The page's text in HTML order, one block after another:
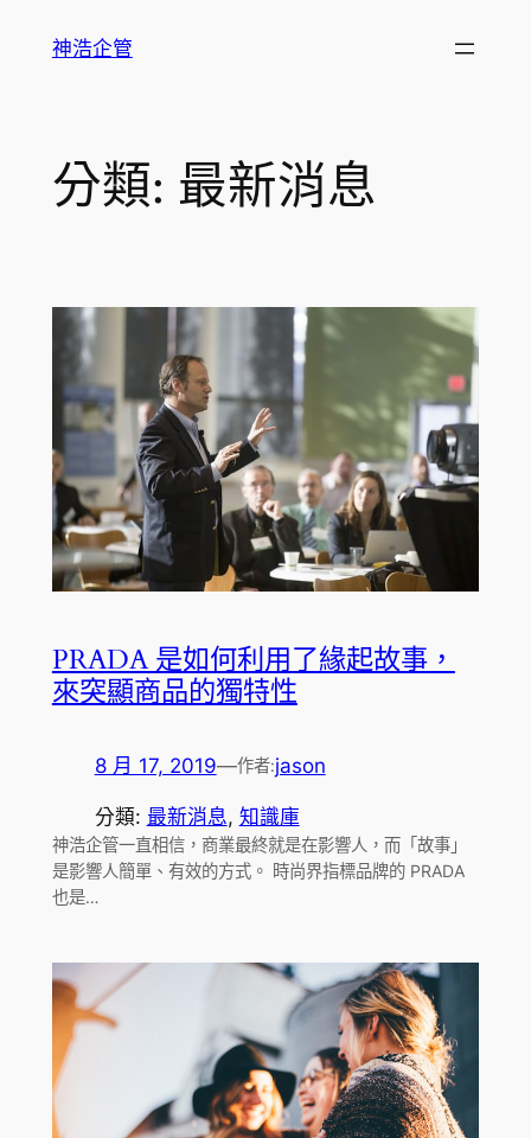
神浩企管
分類: 最新消息
PRADA 是如何利用了緣起故事，
來突顯商品的獨特性
8 月 17, 2019—作者:jason
分類: 最新消息, 知識庫
神浩企管一直相信，商業最終就是在影響人，而「故事」
是影響人簡單、有效的方式。 時尚界指標品牌的 PRADA
也是…